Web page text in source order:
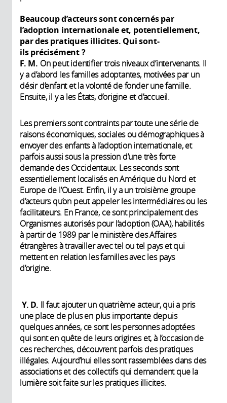
Beaucoup d’acteurs sont concernés par
l’adoption internationale et, potentiellement,
par des pratiques illicites. Qui sont-
ils précisément ?
F. M. On peut identifier trois niveaux d’intervenants. Il
y a d’abord les familles adoptantes, motivées par un
désir d’enfant et la volonté de fonder une famille.
Ensuite, il y a les États, d’origine et d’accueil.
Les premiers sont contraints par toute une série de
raisons économiques, sociales ou démographiques à
envoyer des enfants à l’adoption internationale, et
parfois aussi sous la pression d’une très forte
demande des Occidentaux. Les seconds sont
essentiellement localisés en Amérique du Nord et
Europe de l’Ouest. Enfin, il y a un troisième groupe
d’acteurs qu’on peut appeler les intermédiaires ou les
facilitateurs. En France, ce sont principalement des
Organismes autorisés pour l’adoption (OAA), habilités
à partir de 1989 par le ministère des Affaires
étrangères à travailler avec tel ou tel pays et qui
mettent en relation les familles avec les pays
d’origine.
Y. D. Il faut ajouter un quatrième acteur, qui a pris
une place de plus en plus importante depuis
quelques années, ce sont les personnes adoptées
qui sont en quête de leurs origines et, à l’occasion de
ces recherches, découvrent parfois des pratiques
illégales. Aujourd’hui elles sont rassemblées dans des
associations et des collectifs qui demandent que la
lumière soit faite sur les pratiques illicites.